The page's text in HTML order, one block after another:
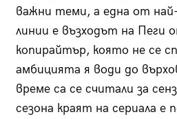
важни теми, а една от
линии е възходът на Пеги
копирайтър, която не се
амбицията я води до
време са се считали за
сезона краят на сериала е